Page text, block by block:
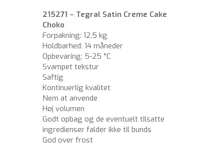
215271 – Tegral Satin Creme Cake
Choko
Forpakning: 12,5 kg
Holdbarhed: 14 måneder
Opbevaring: 5-25 °C
Svampet tekstur
Saftig
Kontinuerlig kvalitet
Nem at anvende
Høj volumen
Godt opbag og de eventuelt tilsatte
ingredienser falder ikke til bunds
God over frost